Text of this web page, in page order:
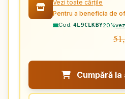
Vezi toate cărțile
Pentru a beneficia de
Cod: 4L9CLKBY20%
Cumpără